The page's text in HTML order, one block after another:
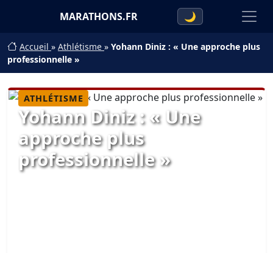
MARATHONS.FR 🌙
Accueil » Athlétisme » Yohann Diniz : « Une approche plus
professionnelle »
ATHLÉTISME
Yohann Diniz : « Une
approche plus
professionnelle »